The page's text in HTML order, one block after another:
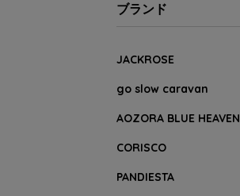
ブランド
JACKROSE
go slow caravan
AOZORA BLUE HEAVEN
CORISCO
PANDIESTA